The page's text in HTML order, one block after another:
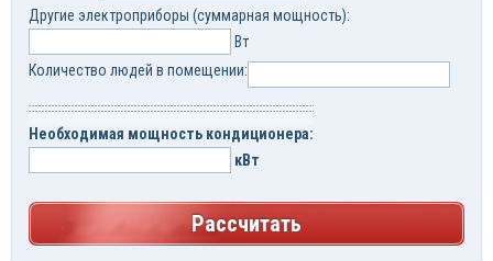
Другие электроприборы (суммарная мощность):
Вт
Количество людей в помещении:
Необходимая мощность кондиционера:
кВт
Рассчитать